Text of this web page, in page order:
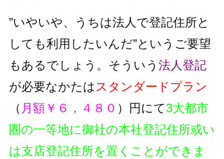
”いやいや、うちは法人で登記住所と
しても利用したいんだ”というご要望
もあるでしょう。そういう 法人登記
が必要なかたは スタンダードプラン
（ 月額￥６，４８０ ）円にて3大都市
圏の一等地に御社の本社登記住所或い
は支店登記住所を置くことができま